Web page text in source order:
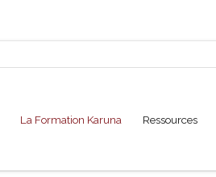
La Formation Karuna Ressources